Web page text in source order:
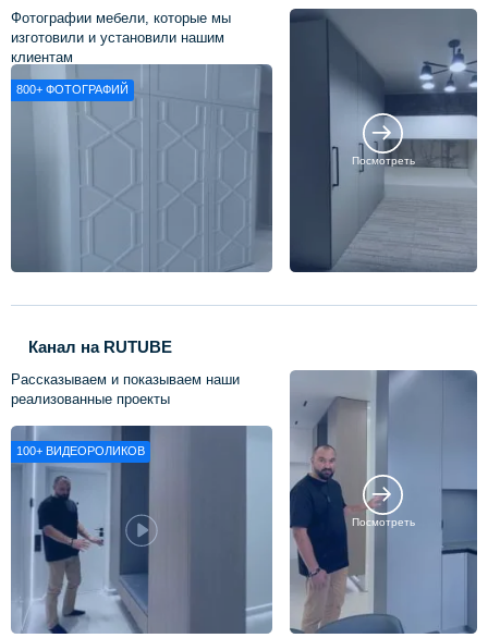
Фотографии мебели, которые мы
изготовили и установили нашим
клиентам
800+ ФОТОГРАФИЙ
Посмотреть
Канал на RUTUBE
Рассказываем и показываем наши
реализованные проекты
100+ ВИДЕОРОЛИКОВ
Посмотреть